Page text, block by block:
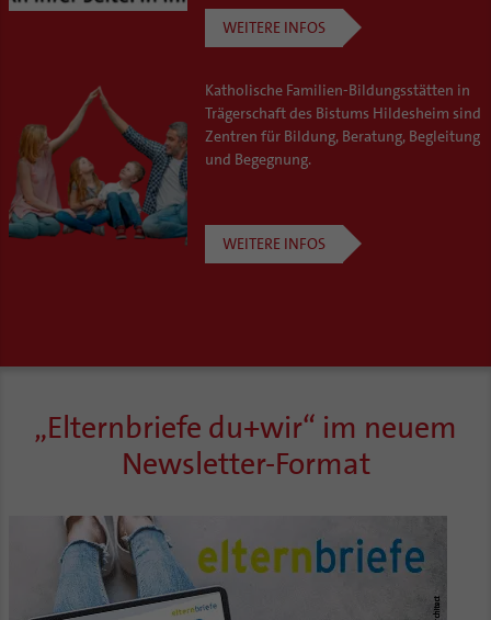
Coaching
KirchenZeitung online
Verwaltungsbeauftragte / Verwaltungsleitungen in
Pfarrgemeinden
WEITERE INFOS
Katholische Familien-Bildungsstätten in
Trägerschaft des Bistums Hildesheim sind
Zentren für Bildung, Beratung, Begleitung
und Begegnung.
WEITERE INFOS
„Elternbriefe du+wir“ im neuem
Newsletter-Format